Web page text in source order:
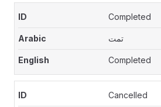
Completed
تمت
Completed
Cancelled